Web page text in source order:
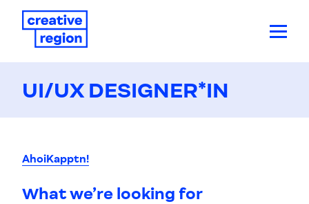
UI/UX DESIGNER*IN
AhoiKapptn!
What we’re looking for